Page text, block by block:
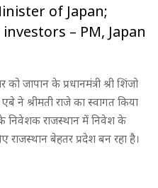
of Japan;
– PM, Japan
को जापान के प्रधानमंत्री श्री शिंजो
ने श्रीमती राजे का स्वागत किया
निवेशक राजस्थान में निवेश के
बेहतर प्रदेश बन रहा है।